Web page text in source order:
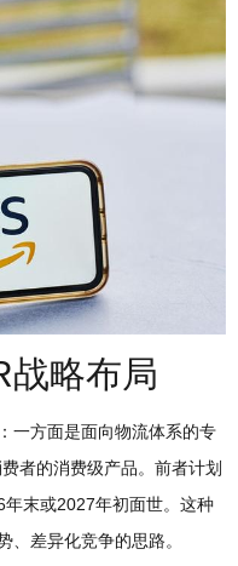
战略布局
一方面是面向物流体系的专
者的消费级产品。前者计划
末或2027年初面世。这种
、差异化竞争的思路。